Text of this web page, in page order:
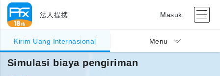
法人提携 Masuk
Kirim Uang Internasional Menu
Simulasi biaya pengiriman